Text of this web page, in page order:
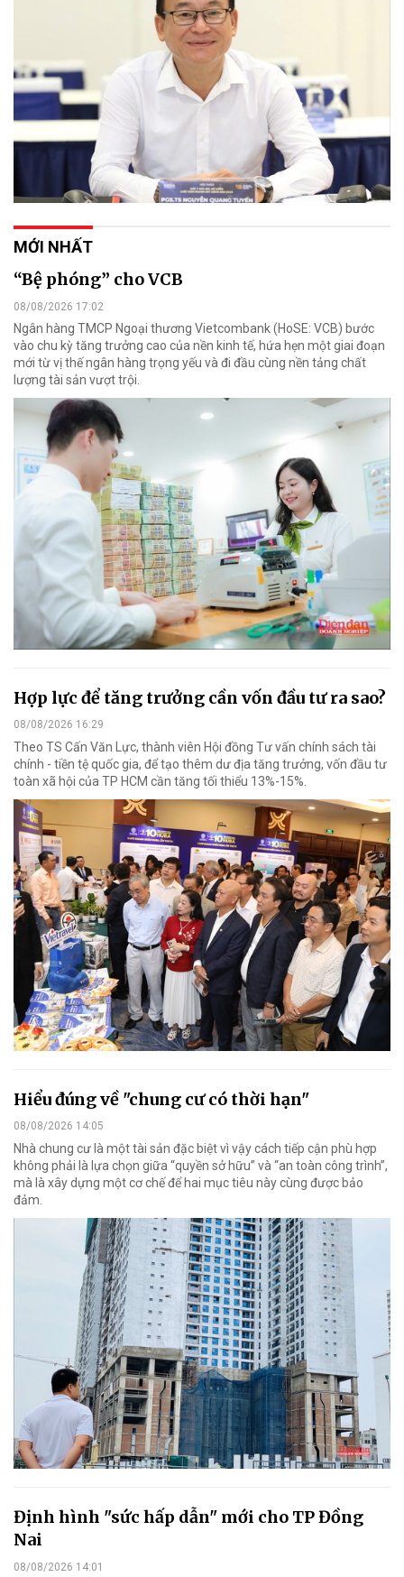
MỚI NHẤT
“Bệ phóng” cho VCB
08/08/2026 17:02
Ngân hàng TMCP Ngoại thương Vietcombank (HoSE: VCB) bước
vào chu kỳ tăng trưởng cao của nền kinh tế, hứa hẹn một giai đoạn
mới từ vị thế ngân hàng trọng yếu và đi đầu cùng nền tảng chất
lượng tài sản vượt trội.
Hợp lực để tăng trưởng cần vốn đầu tư ra sao?
08/08/2026 16:29
Theo TS Cấn Văn Lực, thành viên Hội đồng Tư vấn chính sách tài
chính - tiền tệ quốc gia, để tạo thêm dư địa tăng trưởng, vốn đầu tư
toàn xã hội của TP HCM cần tăng tối thiểu 13%-15%.
Hiểu đúng về "chung cư có thời hạn"
08/08/2026 14:05
Nhà chung cư là một tài sản đặc biệt vì vậy cách tiếp cận phù hợp
không phải là lựa chọn giữa “quyền sở hữu” và “an toàn công trình”,
mà là xây dựng một cơ chế để hai mục tiêu này cùng được bảo
đảm.
Định hình "sức hấp dẫn" mới cho TP Đồng
Nai
08/08/2026 14:01